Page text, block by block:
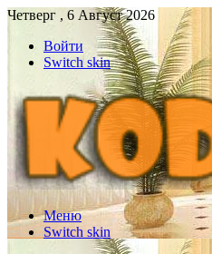
Четверг , 6 Август 2026
Войти
Switch skin
Меню
Switch skin